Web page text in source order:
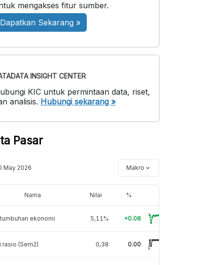
mengakses fitur sumber.
Dapatkan Sekarang »
INSIGHT CENTER
KIC untuk permintaan data, riset,
analisis. Hubungi sekarang »
Pasar
May 2026 Makro
Nama Nilai %
ekonomi 5,11% +0.08
rasio (Sem2) 0,38 0.00